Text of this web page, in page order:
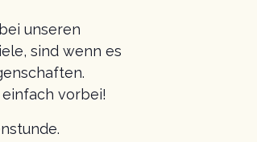
unseren
sind wenn es
vorbei!